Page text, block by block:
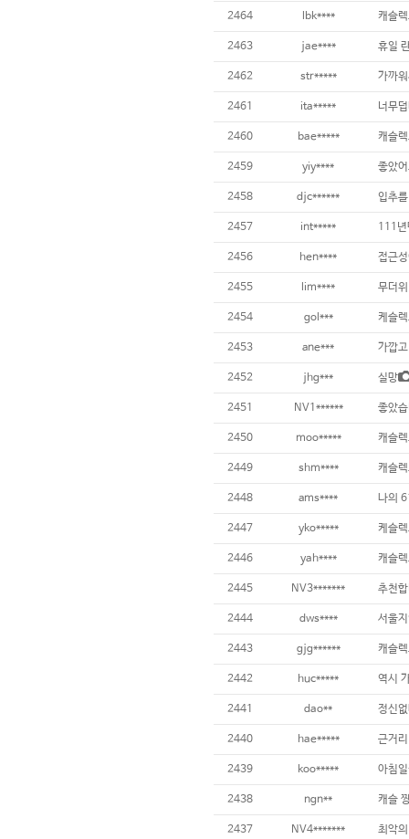
2464 lbk**** 캐슬
2463 jae**** 휴일
2462 str***** 가까
2461 ita***** 너무
2460 bae***** 캐슬
2459 yiy**** 좋았
2458 djc****** 입추
2457 int***** 111년
2456 hen****
2455 lim**** 무더
2454 gol*** 케슬
2453 ane*** 가깝
2452 jhg*** 실망
2451 NV1****** 좋았
2450 moo***** 캐슬
2449 shm**** 캐슬
2448 ams****
2447 yko***** 케슬
2446 yah**** 캐슬
2445 NV3******* 추천
2444 dws****
2443 gjg****** 캐슬
2442 huc***** 역시
2441 dao** 정신
2440 hae***** 근거리
2439 koo***** 아침
2438 ngn** 캐슬
2437 NV4******* 최악